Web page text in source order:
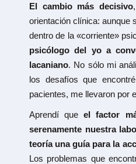
El cambio más decisivo
orientación clínica: aunque
dentro de la «corriente»
psicólogo del yo a
lacaniano. No sólo mi
los desafíos que
pacientes, me llevaron por
Aprendí queel factor
serenamente nuestra
teoría una guía para la
Los problemas que